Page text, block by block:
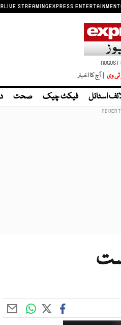
LIVE STREAMINGEXPRESS ENTERTAINMENT
ٹی وی | آج کا اخبار
اسٹائل فیکٹ چیک صحت